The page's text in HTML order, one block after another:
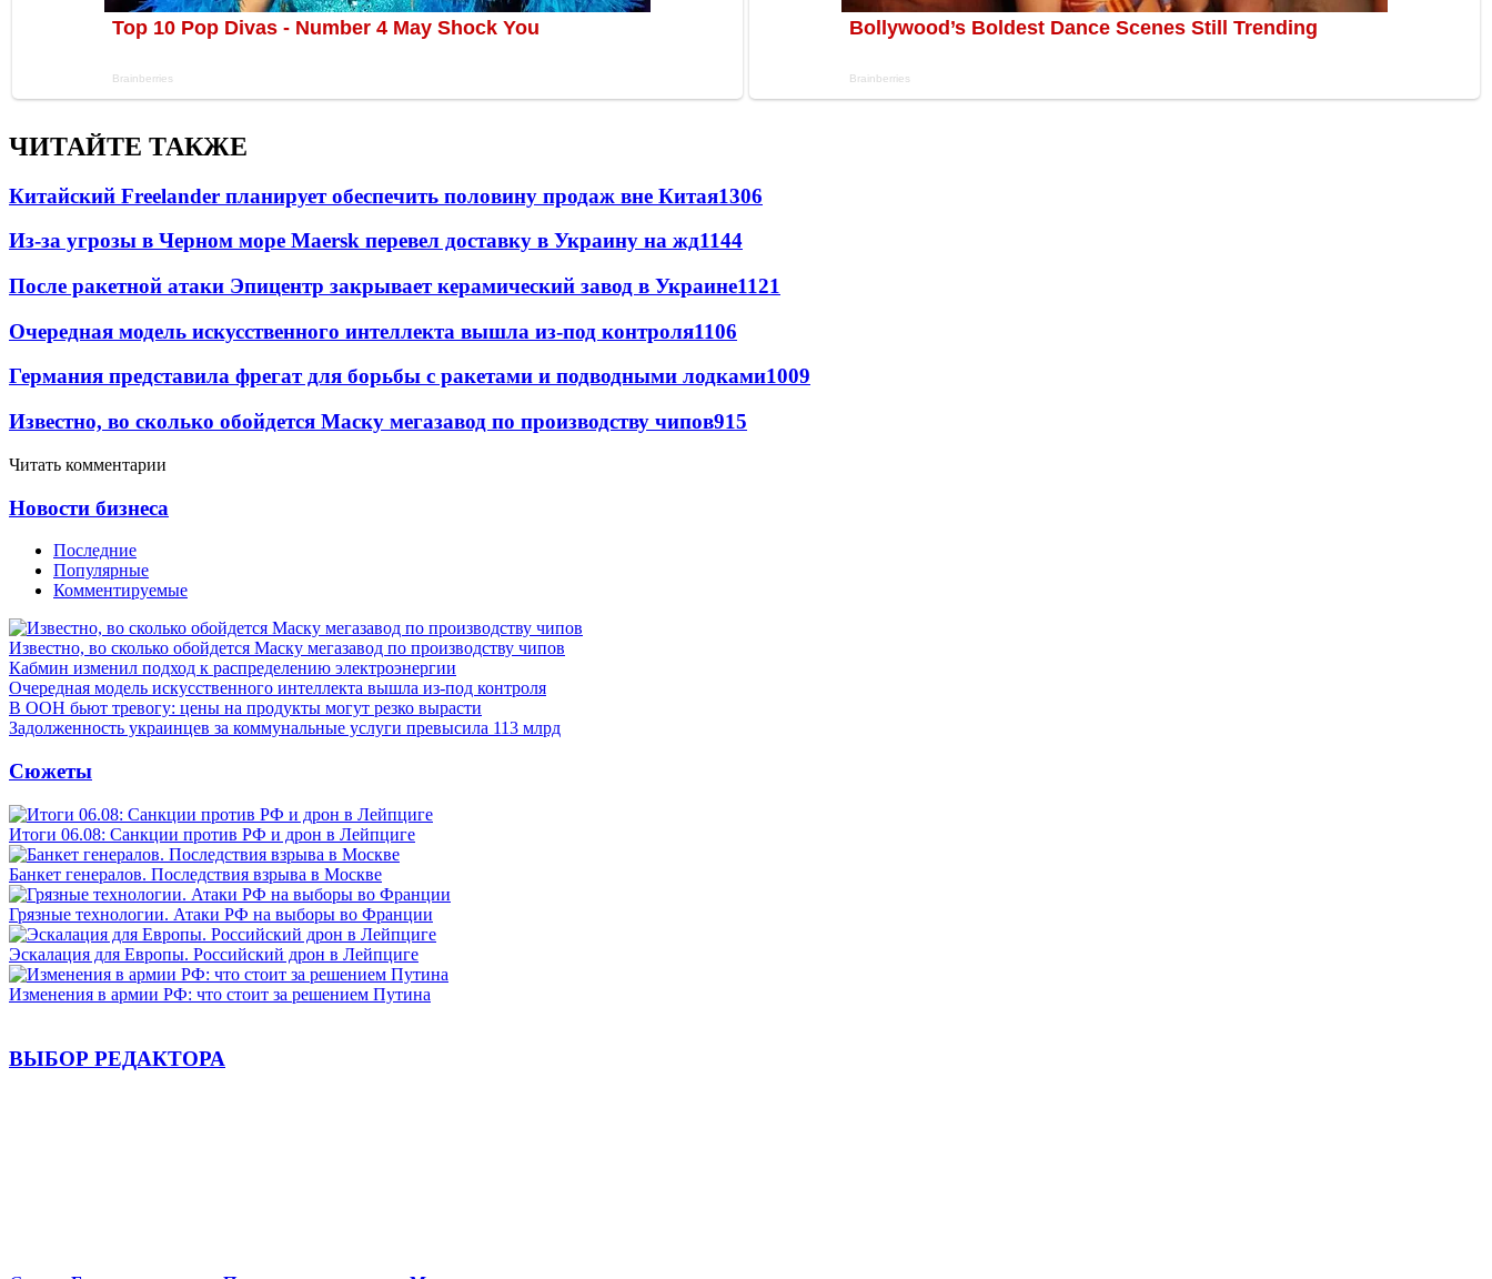
ЧИТАЙТЕ ТАКЖЕ
Китайский Freelander планирует обеспечить половину продаж вне Китая1306
Из-за угрозы в Черном море Maersk перевел доставку в Украину на жд1144
После ракетной атаки Эпицентр закрывает керамический завод в Украине1121
Очередная модель искусственного интеллекта вышла из-под контроля1106
Германия представила фрегат для борьбы с ракетами и подводными лодками1009
Известно, во сколько обойдется Маску мегазавод по производству чипов915
Читать комментарии
Новости бизнеса
Последние
Популярные
Комментируемые
Известно, во сколько обойдется Маску мегазавод по производству чипов
Кабмин изменил подход к распределению электроэнергии
Очередная модель искусственного интеллекта вышла из-под контроля
В ООН бьют тревогу: цены на продукты могут резко вырасти
Задолженность украинцев за коммунальные услуги превысила 113 млрд
Сюжеты
Итоги 06.08: Санкции против РФ и дрон в Лейпциге
Банкет генералов. Последствия взрыва в Москве
Грязные технологии. Атаки РФ на выборы во Франции
Эскалация для Европы. Российский дрон в Лейпциге
Изменения в армии РФ: что стоит за решением Путина
ВЫБОР РЕДАКТОРА